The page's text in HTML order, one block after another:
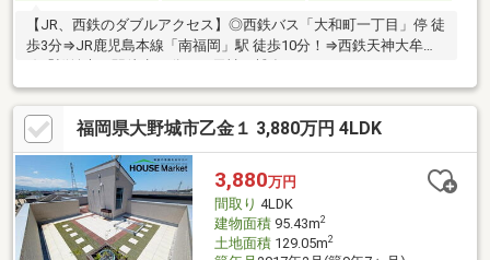
【JR、西鉄のダブルアクセス】◎西鉄バス「大和町一丁目」停 徒
歩3分⇒JR鹿児島本線「南福岡」駅 徒歩10分！⇒西鉄天神大牟田
線「桜並木」駅徒歩13分！ 天神、博多にもアクセスしやすいで
すね・小学校 徒歩9分、中学校 徒歩25分・スーパー、コンビニ 徒
歩10分圏内☆「博多駅」までバスで1本乗換ナシ☆◆全居室フロ
ーリング仕様でお掃除楽々♪◇ファミリークローク付き◆2台縦列
駐車可能！（駐車台数は車種による）◇南面採光で陽当たりがよ
く洗濯物も乾きやすい♪※長期優良住宅※省エネ断熱等級6取得【住
まいの相談窓口「住むばい」】◇◆◇ 092-624-7739 ◇◆◇
福岡県大野城市乙金１ 3,880万円 4LDK
3,880万円
間取り 4LDK
建物面積95.43m2
土地面積129.05m2